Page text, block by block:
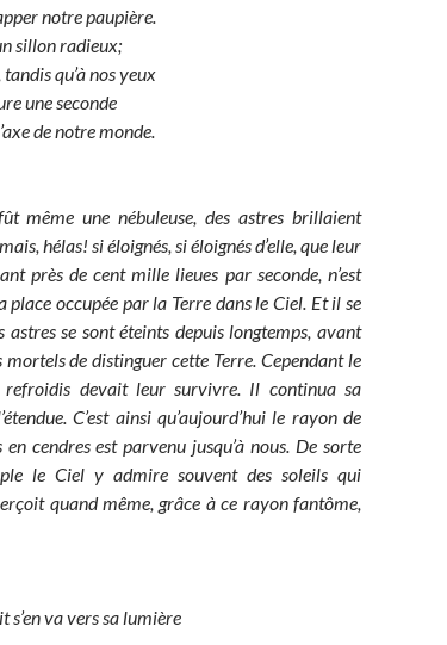
notre paupière.
sillon radieux;
qu’à nos yeux
une seconde
de notre monde.
même une nébuleuse, des astres brillaient
hélas! si éloignés, si éloignés d’elle, que leur
près de cent mille lieues par seconde, n’est
occupée par la Terre dans le Ciel. Et il se
astres se sont éteints depuis longtemps, avant
mortels de distinguer cette Terre. Cependant le
devait leur survivre. Il continua sa
C’est ainsi qu’aujourd’hui le rayon de
cendres est parvenu jusqu’à nous. De sorte
le Ciel y admire souvent des soleils qui
quand même, grâce à ce rayon fantôme,
s’en va vers sa lumière